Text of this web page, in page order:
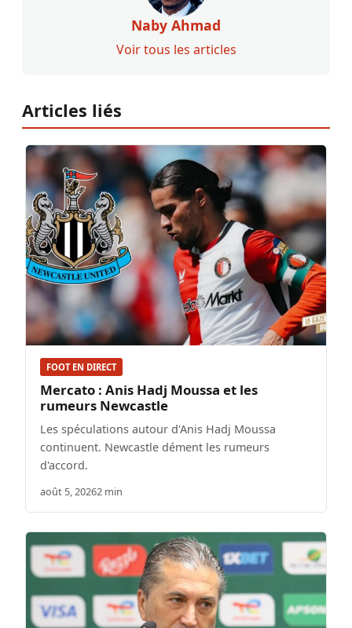
Naby Ahmad
Voir tous les articles
Articles liés
FOOT EN DIRECT
Mercato : Anis Hadj Moussa et les
rumeurs Newcastle
Les spéculations autour d'Anis Hadj Moussa
continuent. Newcastle dément les rumeurs
d'accord.
août 5, 20262 min